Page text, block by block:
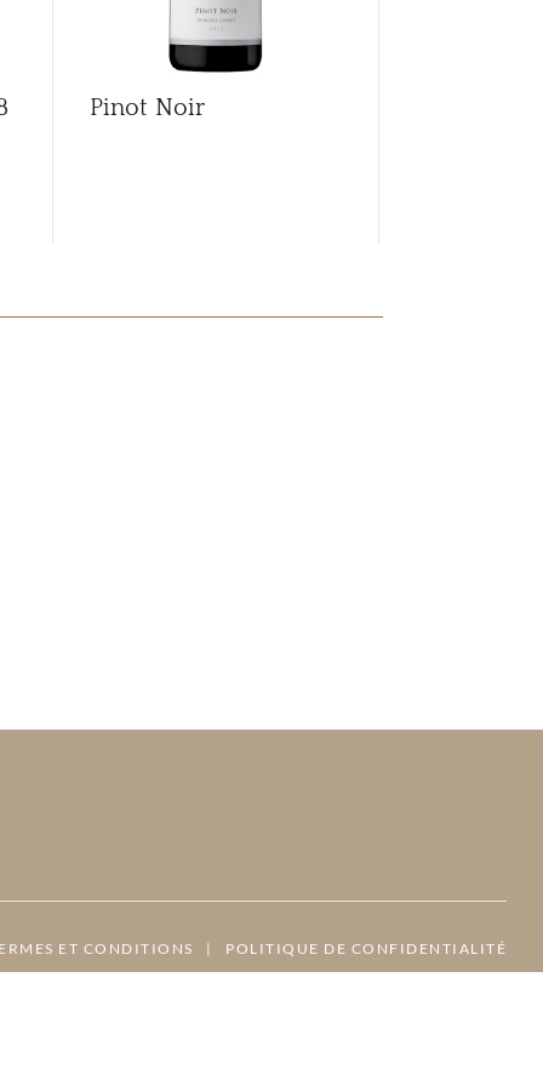
Pinot Noir
ET CONDITIONS | POLITIQUE DE CONFIDENTIALITÉ